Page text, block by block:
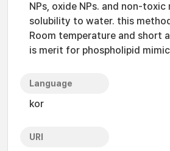
NPs, oxide NPs. and non-toxic
solubility to water. this
Room temperature and short
is merit for phospholipid
Language
kor
URI